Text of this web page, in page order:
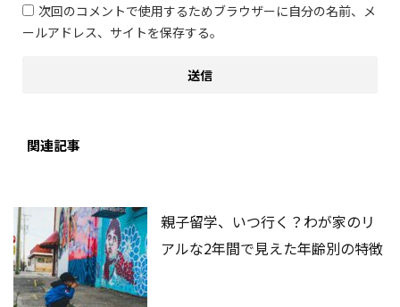
次回のコメントで使用するためブラウザーに自分の名前、メ
ールアドレス、サイトを保存する。
関連記事
親子留学、いつ行く？わが家のリ
アルな2年間で見えた年齢別の特徴